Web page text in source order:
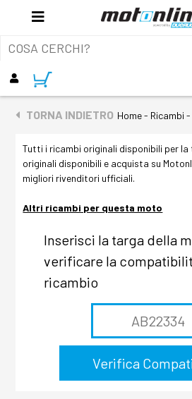
TORNA INDIETRO Home - Ricambi
Tutti i ricambi originali disponibili per
originali disponibili e acquista su
migliori rivenditori ufficiali.
Altri ricambi per questa moto
Inserisci la targa della
verificare la
ricambio